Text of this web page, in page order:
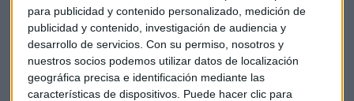
para publicidad y contenido personalizado, medición de
publicidad y contenido, investigación de audiencia y
desarrollo de servicios. Con su permiso, nosotros y
nuestros socios podemos utilizar datos de localización
geográfica precisa e identificación mediante las
características de dispositivos. Puede hacer clic para
Financiera, regulador del Reino Unido, y el departamento
del Tesoro, dijeron ese mismo mes de mayo que
examinarían el colapso de los tokens del ecosistema Terra,
que le servirá como estudio para crear nuevas reglas para
los activos cripto.